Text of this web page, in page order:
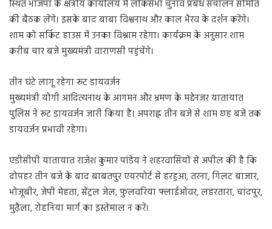
स्थित भाजपा के क्षेत्रीय कार्यालय में लोकसभा चुनाव प्रबंध संचालन समिति
की बैठक लेंगे। इसके बाद बाबा विश्वनाथ और काल भैरव के दर्शन करेंगे।
शाम को सर्किट हाउस में उनका विश्राम रहेगा। कार्यक्रम के अनुसार शाम
करीब चार बजे मुख्यमंत्री वाराणसी पहुंचेंगे।
तीन घंटे लागू रहेगा रूट डायवर्जन
मुख्यमंत्री योगी आदित्यनाथ के आगमन और भ्रमण के मद्देनजर यातायात
पुलिस ने रूट डायवर्जन जारी किया है। अपराह्न तीन बजे से शाम छह बजे तक
डायवर्जन प्रभावी रहेगा।
एडीसीपी यातायात राजेश कुमार पांडेय ने शहरवासियों से अपील की है कि
दोपहर तीन बजे के बाद बाबतपुर एयरपोर्ट से हरहुआ, तरना, गिलट बाजार,
भोजूबीर, जेपी मेहता, सेंट्रल जेल, फुलवरिया फ्लाईओवर, लहरतारा, चांदपुर,
मुढ़ैला, रोहनिया मार्ग का इस्तेमाल न करें।